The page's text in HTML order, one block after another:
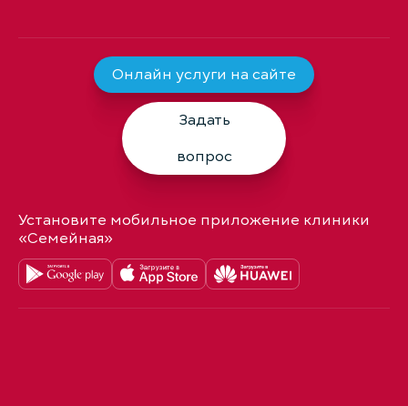
Онлайн услуги на сайте
Задать
вопрос
Установите мобильное приложение клиники
«Семейная»